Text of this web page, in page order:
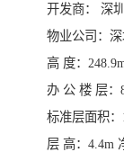
开发商： 深
物业公司：
高 度：
办 公 楼 层：
标准层面积：
层 高：4.4m